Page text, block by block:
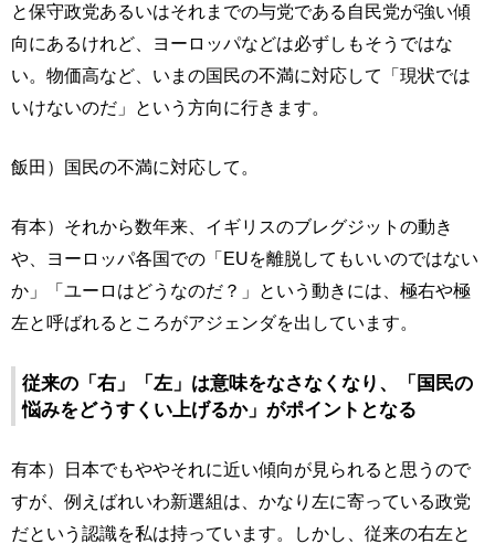
と保守政党あるいはそれまでの与党である自民党が強い傾
向にあるけれど、ヨーロッパなどは必ずしもそうではな
い。物価高など、いまの国民の不満に対応して「現状では
いけないのだ」という方向に行きます。
飯田）国民の不満に対応して。
有本）それから数年来、イギリスのブレグジットの動き
や、ヨーロッパ各国での「EUを離脱してもいいのではない
か」「ユーロはどうなのだ？」という動きには、極右や極
左と呼ばれるところがアジェンダを出しています。
従来の「右」「左」は意味をなさなくなり、「国民の
悩みをどうすくい上げるか」がポイントとなる
有本）日本でもややそれに近い傾向が見られると思うので
すが、例えばれいわ新選組は、かなり左に寄っている政党
だという認識を私は持っています。しかし、従来の右左と